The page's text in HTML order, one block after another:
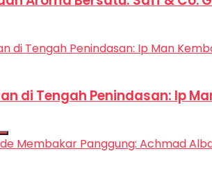
di Tengah Penindasan: Ip